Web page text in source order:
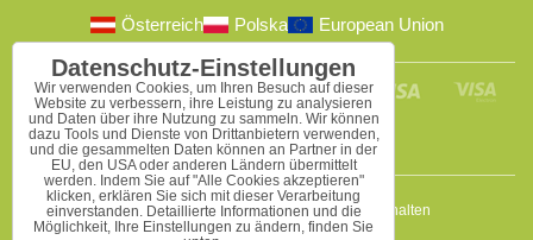
Österreich
Polska European Union
2009-2026 © Bomba s.r.o.Alle Rechte vorbehalten
Datenschutz-Einstellungen
Wir verwenden Cookies, um Ihren Besuch auf dieser
Website zu verbessern, ihre Leistung zu analysieren
und Daten über ihre Nutzung zu sammeln. Wir können
dazu Tools und Dienste von Drittanbietern verwenden,
und die gesammelten Daten können an Partner in der
EU, den USA oder anderen Ländern übermittelt
werden. Indem Sie auf "Alle Cookies akzeptieren"
klicken, erklären Sie sich mit dieser Verarbeitung
einverstanden. Detaillierte Informationen und die
Möglichkeit, Ihre Einstellungen zu ändern, finden Sie